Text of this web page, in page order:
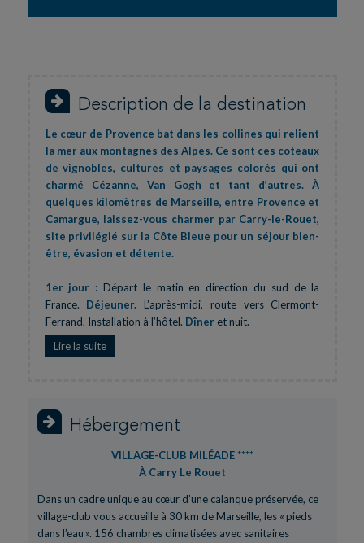
Description de la destination
Le cœur de Provence bat dans les collines qui relient
la mer aux montagnes des Alpes. Ce sont ces coteaux
de vignobles, cultures et paysages colorés qui ont
charmé Cézanne, Van Gogh et tant d’autres. À
quelques kilomètres de Marseille, entre Provence et
Camargue, laissez-vous charmer par Carry-le-Rouet,
site privilégié sur la Côte Bleue pour un séjour bien-
être, évasion et détente.
1er jour : Départ le matin en direction du sud de la
France. Déjeuner. L’après-midi, route vers Clermont-
Ferrand. Installation à l’hôtel. Dîneret nuit.
2ème Jour :Poursuite de la route.
Arrivée u village-club, verre d’accueil,
passion et de tradition située entre les deux bras du delta
du Rhône. Visite d’unemanade, mot qui définit des
troupeaux libres de chevaux et de taureaux. Vous assistez
au tri des taureaux par les gardians à cheval.
Déjeuner
camarguaischez le manadier. L’après-midi, découverte
Lire la suite
Hébergement
VILLAGE-CLUB MILÉADE ****
À Carry Le Rouet
Dans un cadre unique au cœur d’une calanque préservée, ce
village-club vous accueille à 30 km de Marseille, les « pieds
dans l’eau ». 156 chambres climatisées avec sanitaires